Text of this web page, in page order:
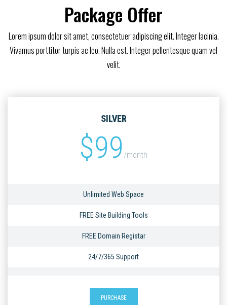
Package Offer
Lorem ipsum dolor sit amet, consectetuer adipiscing elit. Integer lacinia.
Vivamus porttitor turpis ac leo. Nulla est. Integer pellentesque quam vel
velit.
SILVER
$99 /month
Unlimited Web Space
FREE Site Building Tools
FREE Domain Registar
24/7/365 Support
PURCHASE